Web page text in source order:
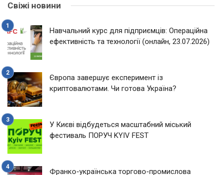
Свіжі новини
Навчальний курс для підприємців: Операційна
ефективність та технології (онлайн, 23.07.2026)
Європа завершує експеримент із
криптовалютами. Чи готова Україна?
У Києві відбудеться масштабний міський
фестиваль ПОРУЧ KYIV FEST
Франко-українська торгово-промислова